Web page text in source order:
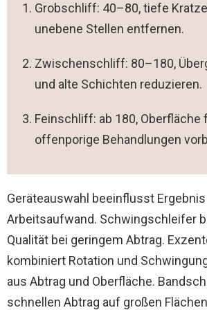
Grobschliff: 40–80, tiefe
unebene Stellen entfernen.
Zwischenschliff: 80–180,
und alte Schichten reduzieren.
Feinschliff: ab 180, Oberfläche
offenporige Behandlungen
Geräteauswahl beeinflusst Ergebnis
Arbeitsaufwand. Schwingschleifer
Qualität bei geringem Abtrag.
kombiniert Rotation und
aus Abtrag und Oberfläche.
schnellen Abtrag auf großen